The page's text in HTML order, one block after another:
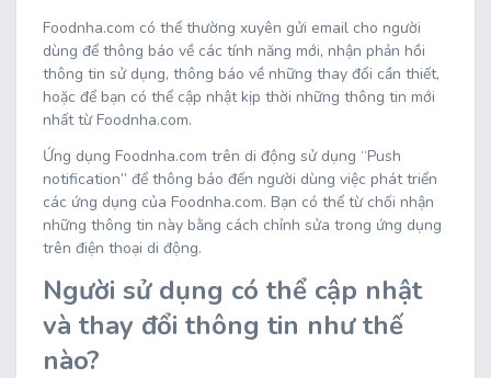
Foodnha.com có thể thường xuyên gửi email cho người
dùng để thông báo về các tính năng mới, nhận phản hồi
thông tin sử dụng, thông báo về những thay đổi cần thiết,
hoặc để bạn có thể cập nhật kịp thời những thông tin mới
nhất từ Foodnha.com.
Ứng dụng Foodnha.com trên di động sử dụng “Push
notification” để thông báo đến người dùng việc phát triển
các ứng dụng của Foodnha.com. Bạn có thể từ chối nhận
những thông tin này bằng cách chỉnh sửa trong ứng dụng
trên điện thoại di động.
Người sử dụng có thể cập nhật
và thay đổi thông tin như thế
nào?